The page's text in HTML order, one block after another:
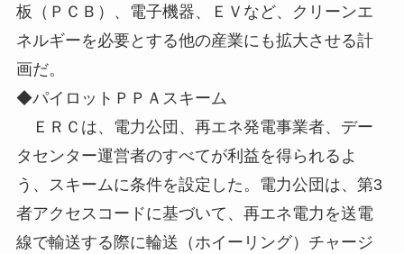
板（ＰＣＢ）、電子機器、ＥＶなど、クリーンエ
ネルギーを必要とする他の産業にも拡大させる計
画だ。
◆パイロットＰＰＡスキーム
ＥＲＣは、電力公団、再エネ発電事業者、デー
タセンター運営者のすべてが利益を得られるよ
う、スキームに条件を設定した。電力公団は、第3
者アクセスコードに基づいて、再エネ電力を送電
線で輸送する際に輪送（ホイーリング）チャージ